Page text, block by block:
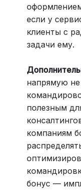
если у
клиенты с
задачи ему.
напрямую
полезным
компаниям
бонус —